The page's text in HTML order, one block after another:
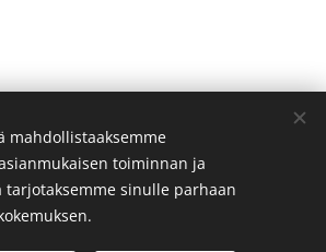
mahdollistaaksemme
toiminnan ja
sinulle parhaan